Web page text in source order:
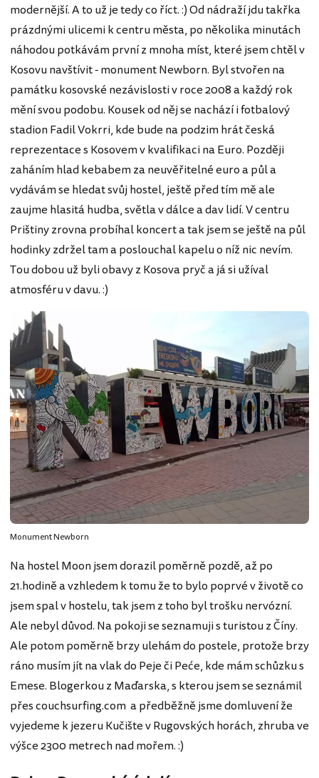
modernější. A to už je tedy co říct. :) Od nádraží jdu takřka
prázdnými ulicemi k centru města, po několika minutách
náhodou potkávám první z mnoha míst, které jsem chtěl v
Kosovu navštívit - monument Newborn. Byl stvořen na
památku kosovské nezávislosti v roce 2008 a každý rok
mění svou podobu. Kousek od něj se nachází i fotbalový
stadion Fadil Vokrri, kde bude na podzim hrát česká
reprezentace s Kosovem v kvalifikaci na Euro. Později
zaháním hlad kebabem za neuvěřitelné euro a půl a
vydávám se hledat svůj hostel, ještě před tím mě ale
zaujme hlasitá hudba, světla v dálce a dav lidí. V centru
Prištiny zrovna probíhal koncert a tak jsem se ještě na půl
hodinky zdržel tam a poslouchal kapelu o níž nic nevím.
Tou dobou už byli obavy z Kosova pryč a já si užíval
atmosféru v davu. :)
Monument Newborn
Na hostel Moon jsem dorazil poměrně pozdě, až po
21.hodině a vzhledem k tomu že to bylo poprvé v životě co
jsem spal v hostelu, tak jsem z toho byl trošku nervózní.
Ale nebyl důvod. Na pokoji se seznamuji s turistou z Číny.
Ale potom poměrně brzy ulehám do postele, protože brzy
ráno musím jít na vlak do Peje či Peće, kde mám schůzku s
Emese. Blogerkou z Maďarska, s kterou jsem se seznámil
přes couchsurfing.com a předběžně jsme domluvení že
vyjedeme k jezeru Kučište v Rugovských horách, zhruba ve
výšce 2300 metrech nad mořem. :)